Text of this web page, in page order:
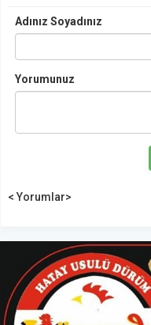
Adınız Soyadınız
Yorumunuz
< Yorumlar>